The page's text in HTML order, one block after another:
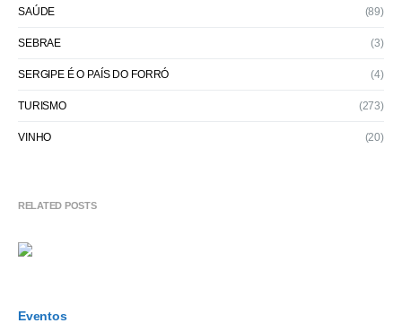
SAÚDE (89)
SEBRAE (3)
SERGIPE É O PAÍS DO FORRÓ (4)
TURISMO (273)
VINHO (20)
RELATED POSTS
Eventos